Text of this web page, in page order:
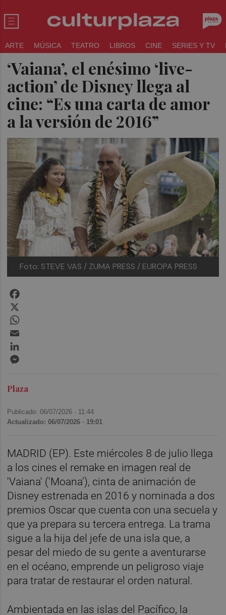
ARTE MÚSICA TEATRO LIBROS CINE SERIES Y TV
‘Vaiana’, el enésimo ‘live-
action’ de Disney llega al
cine: “Es una carta de amor
a la versión de 2016”
Foto: STEVE VAS / ZUMA PRESS / EUROPA PRESS
Plaza
Publicado: 06/07/2026 · 11:44
Actualizado: 06/07/2026 · 19:01
MADRID (EP). Este miércoles 8 de julio llega
a los cines el remake en imagen real de
'Vaiana' ('Moana'), cinta de animación de
Disney estrenada en 2016 y nominada a dos
premios Oscar que cuenta con una secuela y
que ya prepara su tercera entrega. La trama
sigue a la hija del jefe de una isla que, a
pesar del miedo de su gente a aventurarse
en el océano, emprende un peligroso viaje
para tratar de restaurar el orden natural.
Ambientada en las islas del Pacífico, la